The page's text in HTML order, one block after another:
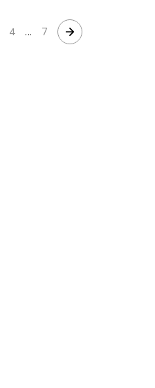
4 ... 7